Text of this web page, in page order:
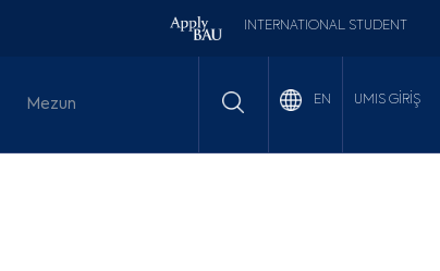
INTERNATIONAL STUDENT
Mezun EN UMIS GİRİŞ